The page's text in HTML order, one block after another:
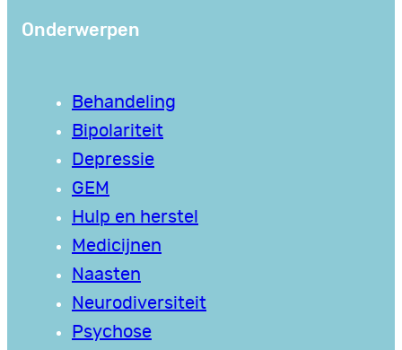
Onderwerpen
Behandeling
Bipolariteit
Depressie
GEM
Hulp en herstel
Medicijnen
Naasten
Neurodiversiteit
Psychose